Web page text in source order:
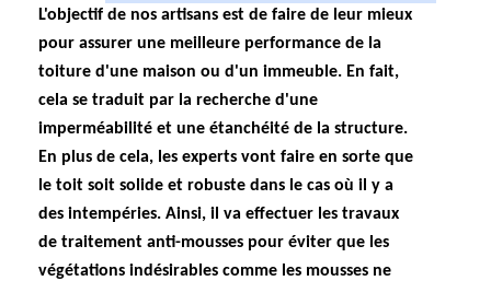
L'objectif de nos artisans est de faire de leur mieux
pour assurer une meilleure performance de la
toiture d'une maison ou d'un immeuble. En fait,
cela se traduit par la recherche d'une
imperméabilité et une étanchéité de la structure.
En plus de cela, les experts vont faire en sorte que
le toit soit solide et robuste dans le cas où il y a
des intempéries. Ainsi, il va effectuer les travaux
de traitement anti-mousses pour éviter que les
végétations indésirables comme les mousses ne